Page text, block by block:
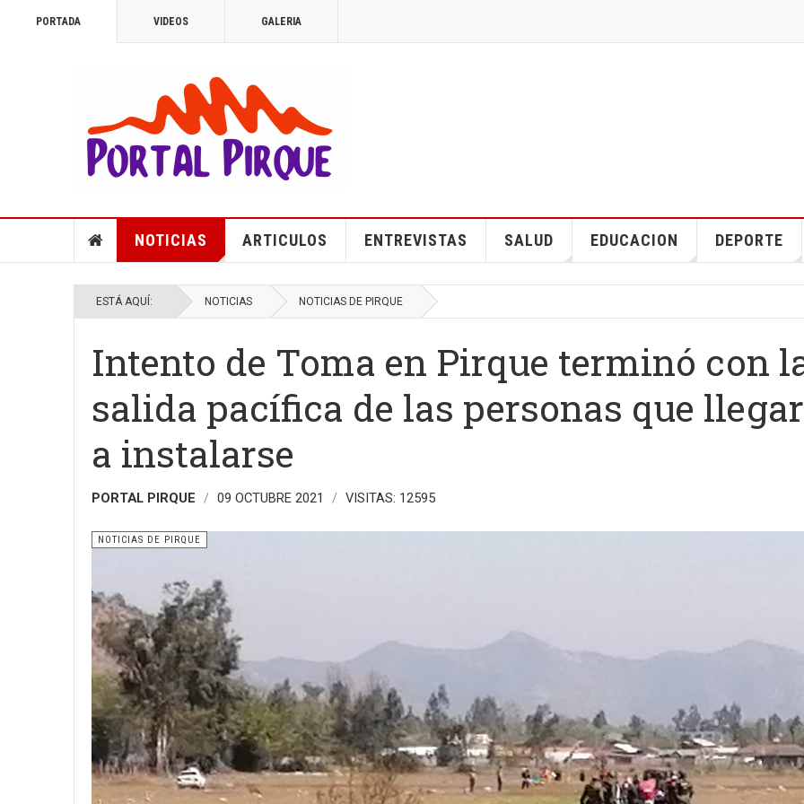
PORTADA VIDEOS GALERIA
NOTICIAS ARTICULOS ENTREVISTAS SALUD EDUCACION DEPORTE
ESTÁ AQUÍ: NOTICIAS NOTICIAS DE PIRQUE
Intento de Toma en Pirque terminó con
salida pacífica de las personas que
a instalarse
PORTAL PIRQUE 09 OCTUBRE 2021 VISITAS: 12595
NOTICIAS DE PIRQUE